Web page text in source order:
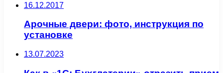
16.12.2017
Арочные двери: фото, инструкция по
установке
13.07.2023